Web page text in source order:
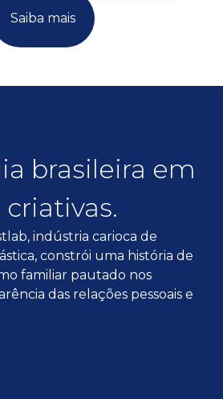
Saiba mais
brasileira em
indústria carioca de
constrói uma história de
familiar pautado nos
das relações pessoais e